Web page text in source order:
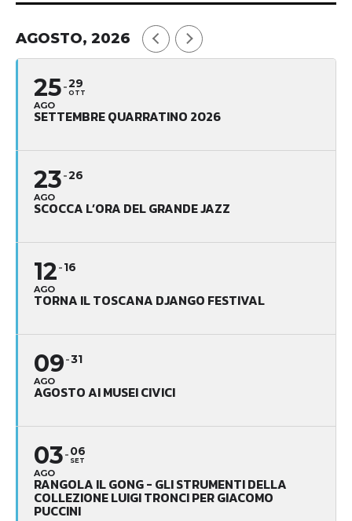
AGOSTO, 2026
25
AGO
29
OTT
SETTEMBRE QUARRATINO 2026
23
AGO
26
SCOCCA L’ORA DEL GRANDE JAZZ
12
AGO
16
TORNA IL TOSCANA DJANGO FESTIVAL
09
AGO
31
AGOSTO AI MUSEI CIVICI
03
AGO
06
SET
RANGOLA IL GONG - GLI STRUMENTI DELLA
COLLEZIONE LUIGI TRONCI PER GIACOMO
PUCCINI